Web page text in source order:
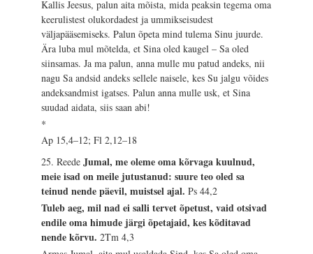
Kallis Jeesus, palun aita mõista, mida peaksin tegema oma
keerulistest olukordadest ja ummikseisudest
väljapääsemiseks. Palun õpeta mind tulema Sinu juurde.
Ära luba mul mõtelda, et Sina oled kaugel – Sa oled
siinsamas. Ja ma palun, anna mulle mu patud andeks, nii
nagu Sa andsid andeks sellele naisele, kes Su jalgu võides
andeksandmist igatses. Palun anna mulle usk, et Sina
suudad aidata, siis saan abi!
*
Ap 15,4–12; Fl 2,12–18
25. ReedeJumal, me oleme oma kõrvaga kuulnud,
meie isad on meile jutustanud: suure teo oled sa
teinud nende päevil, muistsel ajal.Ps 44,2
Tuleb aeg, mil nad ei salli tervet õpetust, vaid otsivad
endile oma himude järgi õpetajaid, kes kõditavad
nende kõrvu.2Tm 4,3